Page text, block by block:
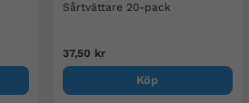
Sårtvättare 20-pack
37,50 kr
Köp